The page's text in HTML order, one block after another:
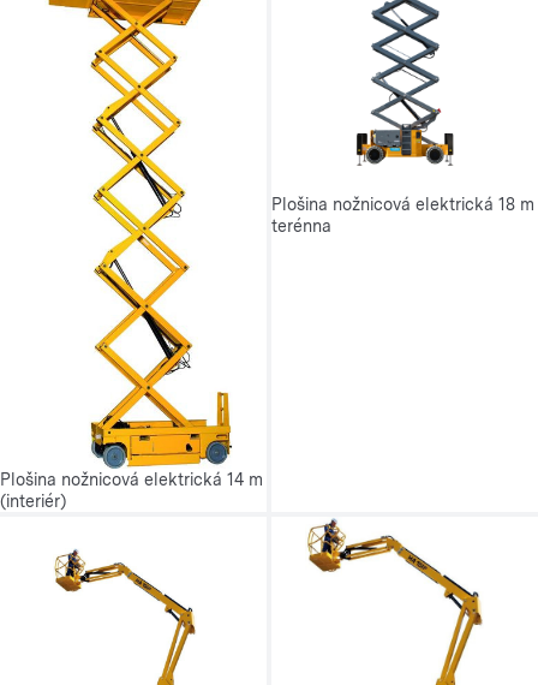
Plošina nožnicová elektrická 14 m
(interiér)
Plošina nožnicová elektrická 18 m
terénna